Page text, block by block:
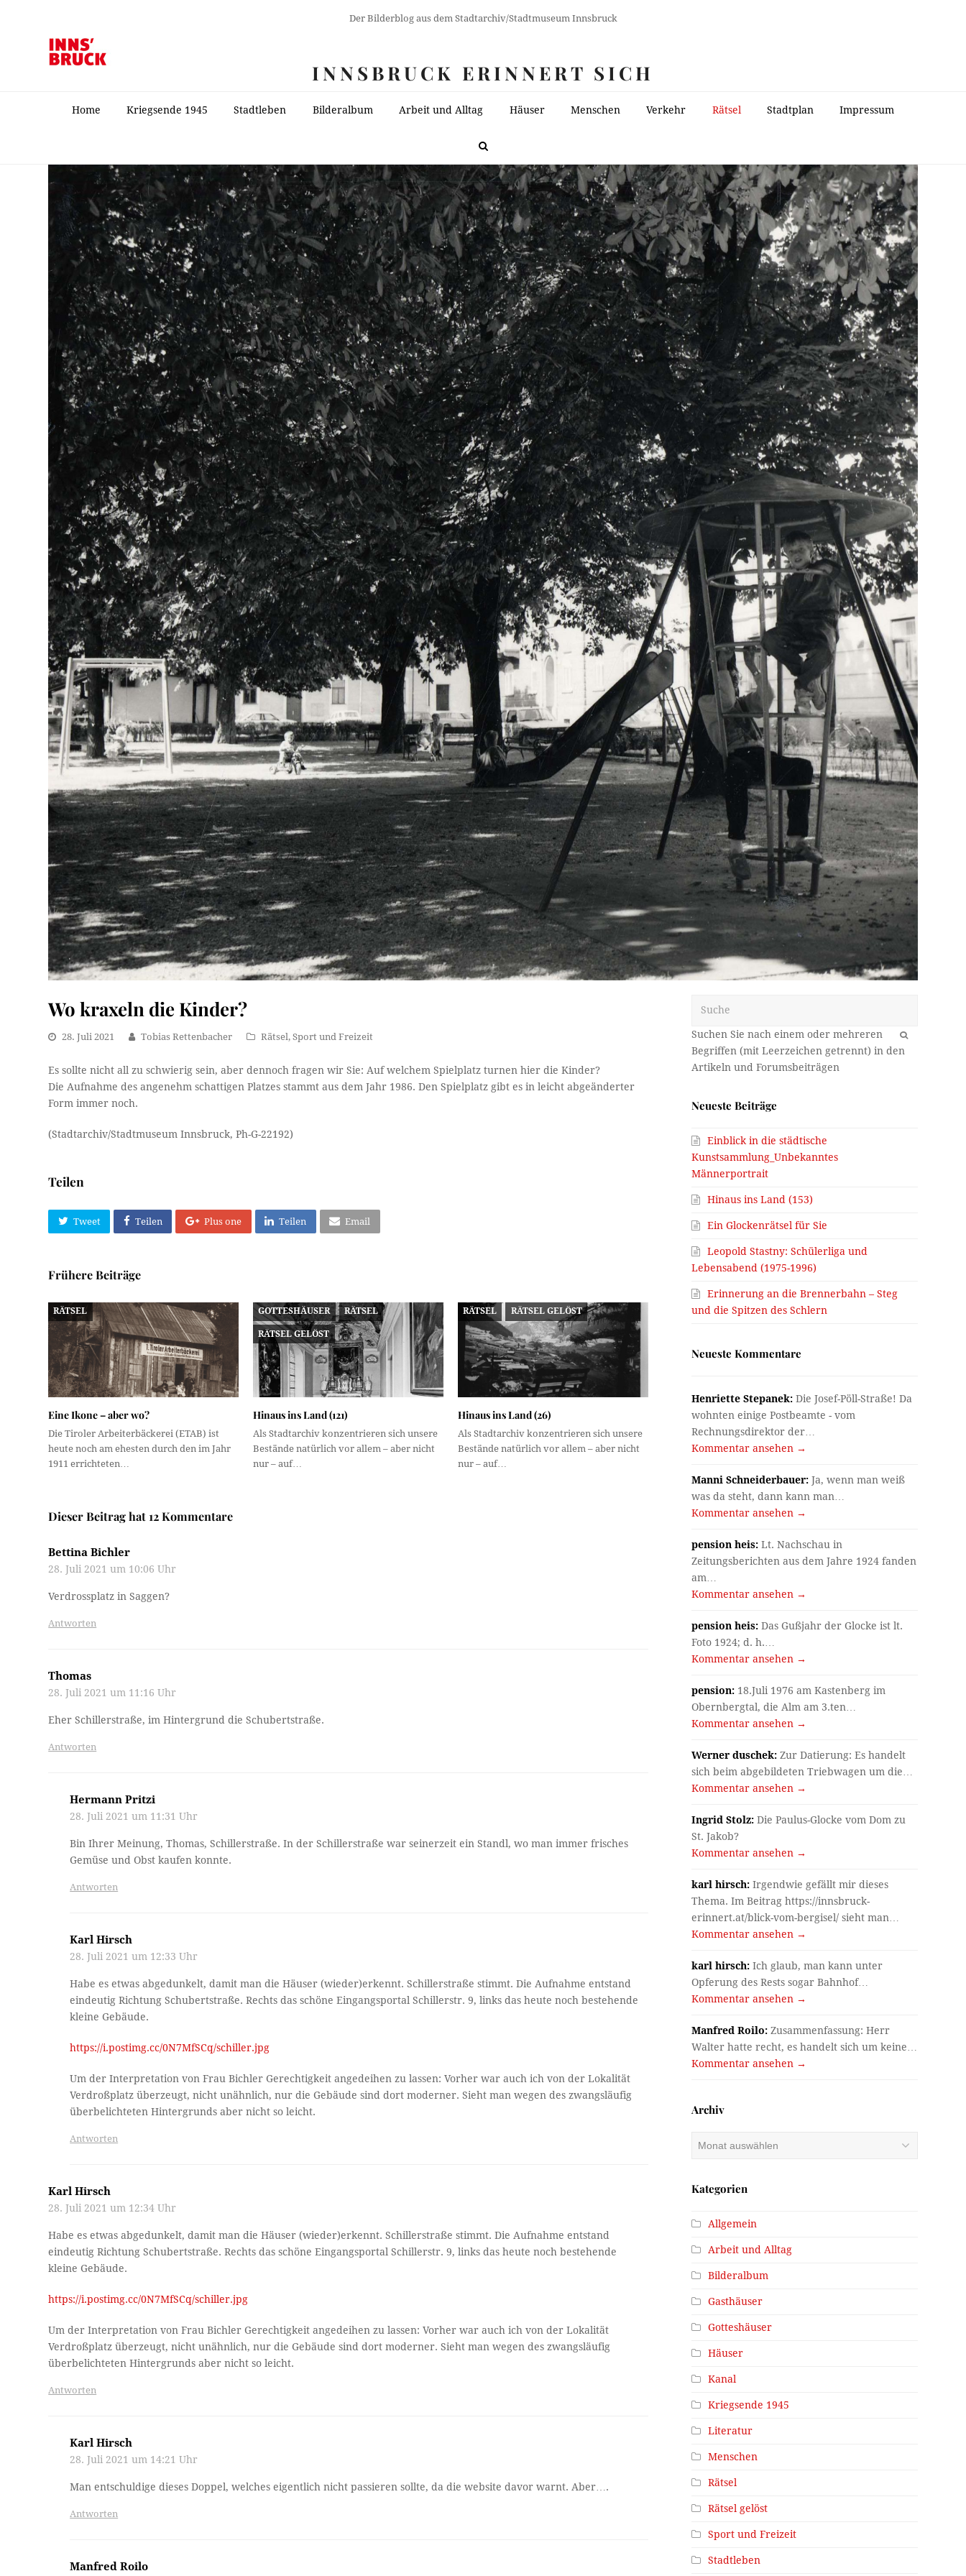
Der Bilderblog aus dem Stadtarchiv/Stadtmuseum Innsbruck
INNSBRUCK ERINNERT SICH
Home Kriegsende 1945 Stadtleben Bilderalbum Arbeit und Alltag Häuser Menschen Verkehr Rätsel Stadtplan Impressum
Wo kraxeln die Kinder?
28. Juli 2021 Tobias Rettenbacher Rätsel,Sport und Freizeit
Es sollte nicht all zu schwierig sein, aber dennoch fragen wir Sie: Auf welchem Spielplatz turnen hier die Kinder?
Die Aufnahme des angenehm schattigen Platzes stammt aus dem Jahr 1986. Den Spielplatz gibt es in leicht abgeänderter
Form immer noch.
(Stadtarchiv/Stadtmuseum Innsbruck, Ph-G-22192)
Teilen
Tweet Teilen Plus one Teilen Email
Frühere Beiträge
RÄTSEL
Eine Ikone – aber wo?
Die Tiroler Arbeiterbäckerei (ETAB) ist
heute noch am ehesten durch den im Jahr
1911 errichteten…
GOTTESHÄUSER RÄTSEL
RÄTSEL GELÖST
Hinaus ins Land (121)
Als Stadtarchiv konzentrieren sich unsere
Bestände natürlich vor allem – aber nicht
nur – auf…
RÄTSEL RÄTSEL GELÖST
Hinaus ins Land (26)
Als Stadtarchiv konzentrieren sich unsere
Bestände natürlich vor allem – aber nicht
nur – auf…
Dieser Beitrag hat 12 Kommentare
Bettina Bichler
28. Juli 2021 um 10:06 Uhr
Verdrossplatz in Saggen?
Antworten
Thomas
28. Juli 2021 um 11:16 Uhr
Eher Schillerstraße, im Hintergrund die Schubertstraße.
Antworten
Hermann Pritzi
28. Juli 2021 um 11:31 Uhr
Bin Ihrer Meinung, Thomas, Schillerstraße. In der Schillerstraße war seinerzeit ein Standl, wo man immer frisches
Gemüse und Obst kaufen konnte.
Antworten
Karl Hirsch
28. Juli 2021 um 12:33 Uhr
Habe es etwas abgedunkelt, damit man die Häuser (wieder)erkennt. Schillerstraße stimmt. Die Aufnahme entstand
eindeutig Richtung Schubertstraße. Rechts das schöne Eingangsportal Schillerstr. 9, links das heute noch bestehende
kleine Gebäude.
https://i.postimg.cc/0N7MfSCq/schiller.jpg
Um der Interpretation von Frau Bichler Gerechtigkeit angedeihen zu lassen: Vorher war auch ich von der Lokalität
Verdroßplatz überzeugt, nicht unähnlich, nur die Gebäude sind dort moderner. Sieht man wegen des zwangsläufig
überbelichteten Hintergrunds aber nicht so leicht.
Antworten
Karl Hirsch
28. Juli 2021 um 12:34 Uhr
Habe es etwas abgedunkelt, damit man die Häuser (wieder)erkennt. Schillerstraße stimmt. Die Aufnahme entstand
eindeutig Richtung Schubertstraße. Rechts das schöne Eingangsportal Schillerstr. 9, links das heute noch bestehende
kleine Gebäude.
https://i.postimg.cc/0N7MfSCq/schiller.jpg
Um der Interpretation von Frau Bichler Gerechtigkeit angedeihen zu lassen: Vorher war auch ich von der Lokalität
Verdroßplatz überzeugt, nicht unähnlich, nur die Gebäude sind dort moderner. Sieht man wegen des zwangsläufig
überbelichteten Hintergrunds aber nicht so leicht.
Antworten
Karl Hirsch
28. Juli 2021 um 14:21 Uhr
Man entschuldige dieses Doppel, welches eigentlich nicht passieren sollte, da die website davor warnt. Aber….
Antworten
Manfred Roilo
OK
Neueste Beiträge
Einblick in die städtische
Kunstsammlung_Unbekanntes
Männerportrait
Hinaus ins Land (153)
Ein Glockenrätsel für Sie
Leopold Stastny: Schülerliga und
Lebensabend (1975-1996)
Erinnerung an die Brennerbahn – Steg
und die Spitzen des Schlern
Neueste Kommentare
Henriette Stepanek: Die Josef-Pöll-Straße! Da
wohnten einige Postbeamte - vom
Rechnungsdirektor der…
Kommentar ansehen →
Manni Schneiderbauer: Ja, wenn man weiß
was da steht, dann kann man…
Kommentar ansehen →
pension heis: Lt. Nachschau in
Zeitungsberichten aus dem Jahre 1924 fanden
am…
Kommentar ansehen →
pension heis: Das Gußjahr der Glocke ist lt.
Foto 1924; d. h.…
Kommentar ansehen →
pension: 18.Juli 1976 am Kastenberg im
Obernbergtal, die Alm am 3.ten…
Kommentar ansehen →
Werner duschek: Zur Datierung: Es handelt
sich beim abgebildeten Triebwagen um die…
Kommentar ansehen →
Ingrid Stolz: Die Paulus-Glocke vom Dom zu
St. Jakob?
Kommentar ansehen →
karl hirsch: Irgendwie gefällt mir dieses
Thema. Im Beitrag https://innsbruck-
erinnert.at/blick-vom-bergisel/ sieht man…
Kommentar ansehen →
karl hirsch: Ich glaub, man kann unter
Opferung des Rests sogar Bahnhof…
Kommentar ansehen →
Manfred Roilo: Zusammenfassung: Herr
Walter hatte recht, es handelt sich um keine…
Kommentar ansehen →
Archiv
Kategorien
Allgemein
Arbeit und Alltag
Bilderalbum
Gasthäuser
Gotteshäuser
Häuser
Kanal
Kriegsende 1945
Literatur
Menschen
Rätsel
Rätsel gelöst
Sport und Freizeit
Stadtleben